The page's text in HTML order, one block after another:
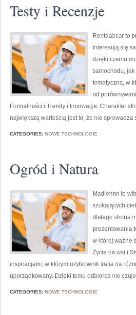
Testy i Recenzje
Rentdabcar to
interesują się
dzięki czemu
samochodu,
tematyczna, w
od
Formalności i Trendy i Innowacje. Charakter
największą wartością jest to, że nie
CATEGORIES: NOWE TECHNOLOGIE
Ogród i Natura
Madlennn to
szukających
dlatego strona
prezentowania
w której ważne
Życie na wsi i
inspiracjami, w którym użytkownik trafia na
uporządkowany. Dzięki temu odbiorca nie
CATEGORIES: NOWE TECHNOLOGIE